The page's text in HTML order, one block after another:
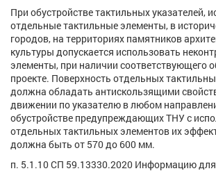
При обустройстве тактильных указателей,
отдельные тактильные элементы, в
городов, на территориях памятников
культуры допускается использовать
элементы, при наличии соответствующего
проекте. Поверхность отдельных
должна обладать антискользящими
движении по указателю в любом
обустройстве предупреждающих ТНУ с
отдельных тактильных элементов их
должна быть от 570 до 600 мм.
п. 5.1.10 СП 59.13330.2020 Информацию